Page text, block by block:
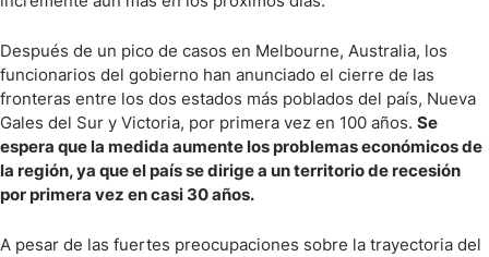
Después de un pico de casos en Melbourne, Australia, los
funcionarios del gobierno han anunciado el cierre de las
fronteras entre los dos estados más poblados del país, Nueva
Gales del Sur y Victoria, por primera vez en 100 años. Se
espera que la medida aumente los problemas económicos de
la región, ya que el país se dirige a un territorio de recesión
por primera vez en casi 30 años.
A pesar de las fuertes preocupaciones sobre la trayectoria del